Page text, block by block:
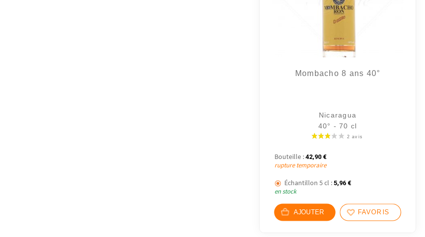
Mombacho 8 ans 40°
Nicaragua
40° - 70 cl
Bouteille : 42,90 €
rupture temporaire
Échantillon 5 cl : 5,96 €
en stock
AJOUTER FAVORIS